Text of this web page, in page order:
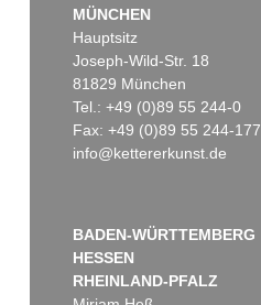
Auktion 428 - Lot 255
MÜNCHEN
Hauptsitz
Joseph-Wild-Str. 18
81829 München
Tel.: +49 (0)89 55 244-0
Fax: +49 (0)89 55 244-177
info@kettererkunst.de
BADEN-WÜRTTEMBERG
HESSEN
RHEINLAND-PFALZ